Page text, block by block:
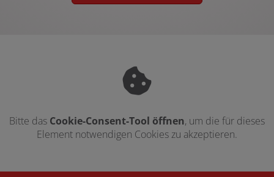
Bitte das Cookie-Consent-Tool öffnen, um die für dieses
Element notwendigen Cookies zu akzeptieren.